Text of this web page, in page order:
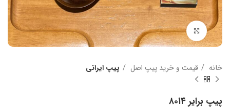
بزرگنمایی تصویر
خانه قیمت و خرید پیپ اصل پیپ ایرانی
پیپ برایر ۸۰۱۴